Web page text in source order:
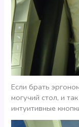
Если брать
могучий стол, и
интуитивные